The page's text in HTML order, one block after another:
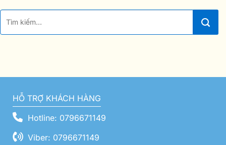
HỖ TRỢ KHÁCH HÀNG
Hotline: 0796671149
Viber: 0796671149